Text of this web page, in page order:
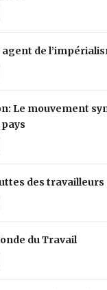
agent de
Le mouvement
des travailleurs
du Travail